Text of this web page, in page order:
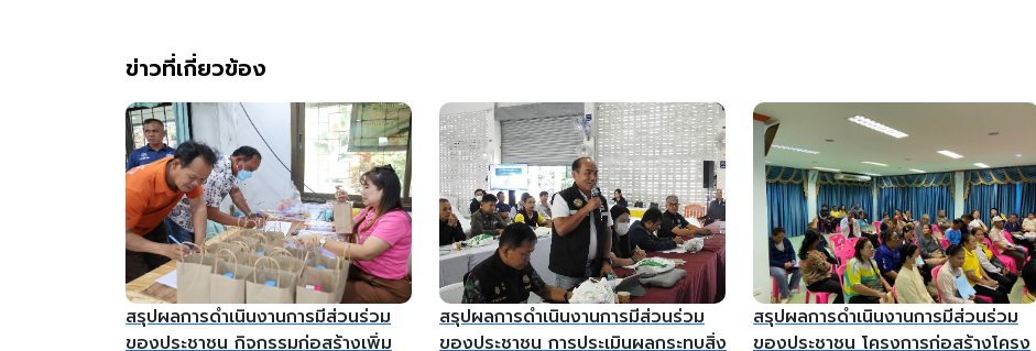
ข่าวที่เกี่ยวข้อง
สรุปผลการดำเนินงานการมีส่วนร่วม
ของประชาชน กิจกรรมก่อสร้างเพิ่ม
สรุปผลการดำเนินงานการมีส่วนร่วม
ของประชาชน การประเมินผลกระทบสิ่ง
สรุปผลการดำเนินงานการมีส่วนร่วม
ของประชาชน โครงการก่อสร้างโครง